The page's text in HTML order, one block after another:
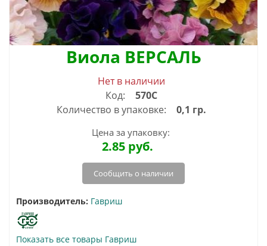
Виола ВЕРСАЛЬ
Нет в наличии
Код:
570С
Количество в упаковке:
0,1 гр.
Цена за упаковку:
2.85 руб.
Сообщить о наличии
Производитель: Гавриш
Показать все товары Гавриш